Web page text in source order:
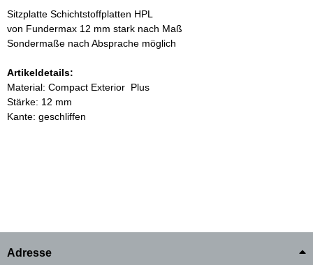
Sitzplatte Schichtstoffplatten HPL
von Fundermax 12 mm stark nach Maß
Sondermaße nach Absprache möglich
Artikeldetails:
Material: Compact Exterior Plus
Stärke: 12 mm
Kante: geschliffen
Adresse